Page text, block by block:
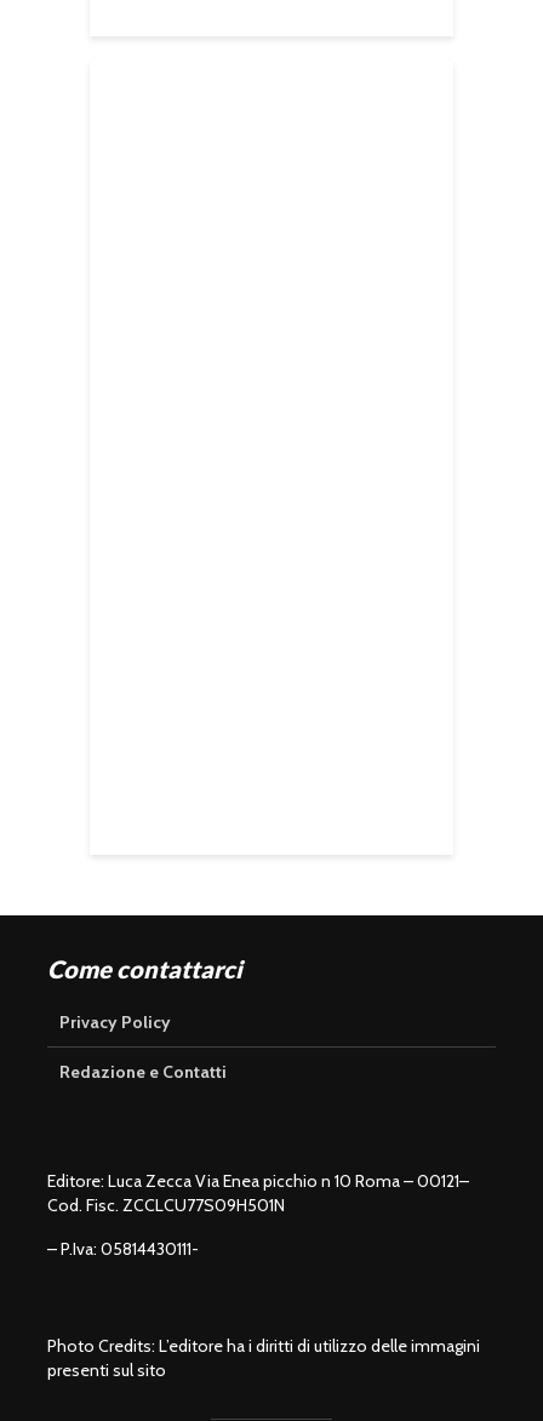
Come contattarci
Privacy Policy
Redazione e Contatti
Editore: Luca Zecca Via Enea picchio n 10 Roma – 00121–
Cod. Fisc. ZCCLCU77S09H501N
– P.Iva: 05814430111-
Photo Credits: L’editore ha i diritti di utilizzo delle immagini
presenti sul sito